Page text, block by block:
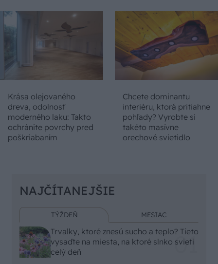
Krása olejovaného
dreva, odolnosť
moderného laku: Takto
ochránite povrchy pred
poškriabaním
Chcete dominantu
interiéru, ktorá pritiahne
pohľady? Vyrobte si
takéto masívne
orechové svietidlo
NAJČÍTANEJŠIE
TÝŽDEŇ MESIAC
Trvalky, ktoré znesú sucho a teplo? Tieto
vysaďte na miesta, na ktoré slnko svieti
celý deň